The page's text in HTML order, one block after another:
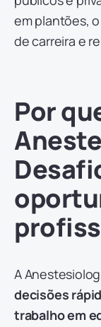
em plantões,
de carreira e
Por
A
decisões
trabalho em